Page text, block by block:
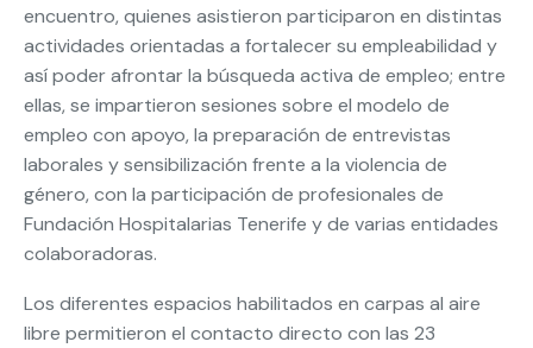
encuentro, quienes asistieron participaron en distintas
actividades orientadas a fortalecer su empleabilidad y
así poder afrontar la búsqueda activa de empleo; entre
ellas, se impartieron sesiones sobre el modelo de
empleo con apoyo, la preparación de entrevistas
laborales y sensibilización frente a la violencia de
género, con la participación de profesionales de
Fundación Hospitalarias Tenerife y de varias entidades
colaboradoras.
Los diferentes espacios habilitados en carpas al aire
libre permitieron el contacto directo con las 23